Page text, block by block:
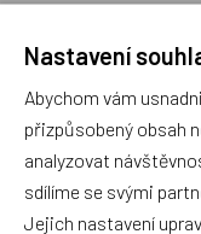
e-shopu Dráček.cz
neověřuje.
Zatím zde nejsou
Nastavení
Abychom vám
přizpůsobený obsah
analyzovat
sdílíme se svými
Jejich nastavení